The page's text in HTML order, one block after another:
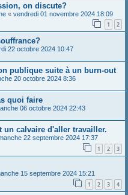
on discute?
« vendredi 01 novembre 2024 18:09
1 2
22 octobre 2024 10:47
publique suite à un burn-out
20 octobre 2024 8:36
quoi faire
06 octobre 2024 22:43
un calvaire d'aller travailler.
22 septembre 2024 17:37
1 2 3
15 septembre 2024 15:21
1 2 3 4